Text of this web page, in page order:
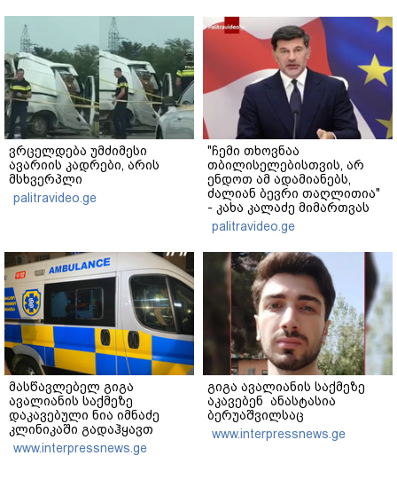
ვრცელდება უმძიმესი
ავარიის კადრები, არის
მსხვერპლი
palitravideo.ge
"ჩემი თხოვნაა
თბილისელებისთვის, არ
ენდოთ ამ ადამიანებს,
ძალიან ბევრი თაღლითია"
- კახა კალაძე მიმართვას
ავრცელებს
palitravideo.ge
მასწავლებელ გიგა
ავალიანის საქმეზე
დაკავებული ნია იმნაძე
კლინიკაში გადაჰყავთ
www.interpressnews.ge
გიგა ავალიანის საქმეზე
აკავებენ ანასტასია
ბერუაშვილსაც
www.interpressnews.ge